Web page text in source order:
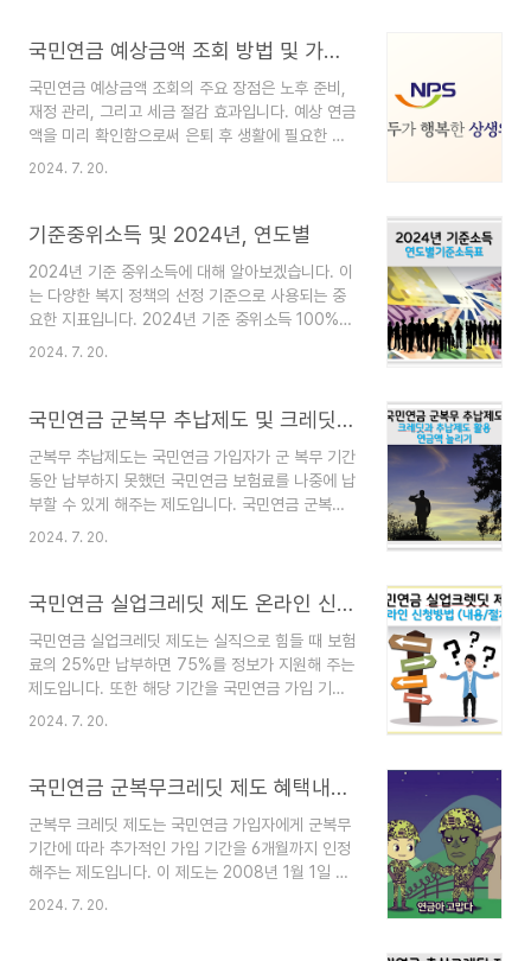
KB손해보험 (LI..
울철 난방비, 여름철 전기세 등 에너지비를 절약하는 방법을 알아두면
주소를 모르거나 집에 PC가 없는 경우, 스마트폰 앱을 사용할 수 있습
니다. 거주하는 지역의 가스 공사를 검색하여 해당 앱을 다운로드하면
됩니다. PC 가스 요금조회 하기 ..
국민연금 예상금액 조회 방법 및 가입 기간 늘릴 수 있는 방법
국민연금 예상금액 조회의 주요 장점은 노후 준비,
재정 관리, 그리고 세금 절감 효과입니다. 예상 연금
액을 미리 확인함으로써 은퇴 후 생활에 필요한 재
정 계획을 세울 수 있습니다. 또한, 현재의 재정 상
대상이므로 세금 절감 효과도 기대할 수 있습니다
을 조회하기 위해서는 국민연금공단의 다양한 온라
인 서비스를 이용할 수 있습니다. 다음은 예상연금
액을 확인하는 방법입니다, NPS 전자민원서비스◦
국민연금공단의 전자민원서비스 웹사이트를 통해
자도 포함됩니다.국민연..
2024. 7. 20.
기준중위소득 및 2024년, 연도별
2024년 기준 중위소득에 대해 알아보겠습니다. 이
는 다양한 복지 정책의 선정 기준으로 사용되는 중
요한 지표입니다. 2024년 기준 중위소득 100%는
아래와 같고, 이를 활용해 다양한 정책을 추진할 수
기준) 1인 가구: 2,228,445원2인 가구:
5,729,913원5인 가구: 6,695,735원6인 가구:
7,618,369원 연도별 기준중위소득표기준 중위소
득은 보건복지부장관이 고시하는 국민 가구소득의
중윗값입니다. 복지 정책의 기준으로 활용되며, 매
2024. 7. 20.
국민연금 군복무 추납제도 및 크레딧과 추납제도 활용 연금액 2배 늘리기
군복무 추납제도는 국민연금 가입자가 군 복무 기간
동안 납부하지 못했던 국민연금 보험료를 나중에 납
부할 수 있게 해주는 제도입니다. 국민연금 군복무
크레딧제도와 함께 이용하면 국민연금액을 2배로
액을 약 2배 증가시킬 수 있습니다. 이는 노후 준비
국민연금 군복무 추납 신청국민연금 군복무 추납
신청 방법은 다음과 같습니다. 국민연금 군복무 추
납신청 온라인 신청 국민연금공단 홈페이지 홈페이
지 > 개인 > 신고/신청 > 추납보험료 납부 신청 >
추납..
2024. 7. 20.
국민연금 실업크레딧 제도 온라인 신청방법 및 내용, 절차
국민연금 실업크레딧 제도는 실직으로 힘들 때 보험
료의 25%만 납부하면 75%를 정보가 지원해 주는
제도입니다. 또한 해당 기간을 국민연금 가입 기간
으로 인정해주는 제도입니다. 18세 이상 60세 미
보장을 강화하기 위해 2016년 8월부터 시행되고
금 실업크레딧 제도는 실업 기간 동안 국민연금 보
험료 납부가 어려운 사람들을 지원하기 위해 마련된
제도입니다. 이 제도의 주요 특징을 알려드립니
다. 국민연금 실업크레딧 제도 온라인 신청하기 목
2024. 7. 20.
국민연금 군복무크레딧 제도 혜택내용, 신청방법
군복무 크레딧 제도는 국민연금 가입자에게 군복무
기간에 따라 추가적인 가입 기간을 6개월까지 인정
해주는 제도입니다. 이 제도는 2008년 1월 1일 이
후 군에 입대하여 6개월 이상의 병역 의무를 이행한
2024. 7. 20.